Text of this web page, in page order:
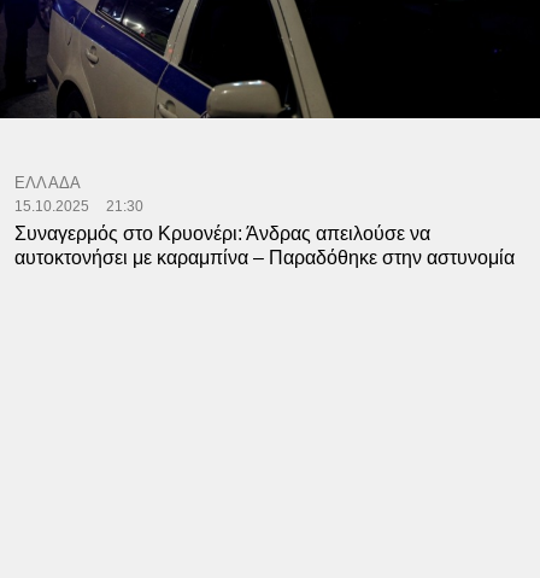
ΕΛΛΑΔΑ
15.10.2025 21:30
Συναγερμός στο Κρυονέρι: Άνδρας απειλούσε να
αυτοκτονήσει με καραμπίνα – Παραδόθηκε στην αστυνομία